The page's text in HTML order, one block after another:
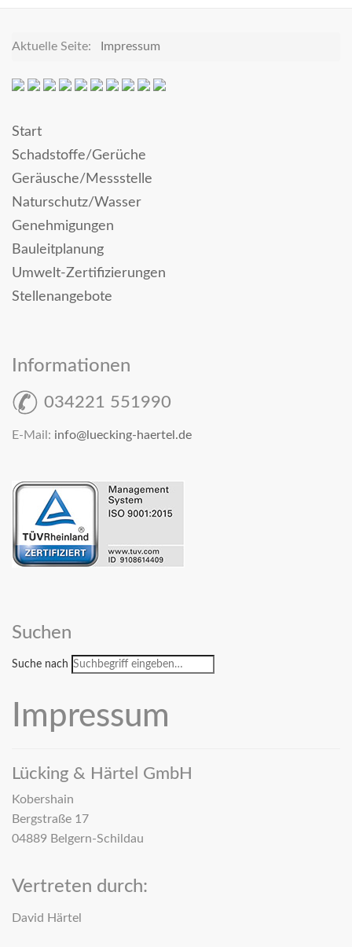
Aktuelle Seite: Impressum
Start
Schadstoffe/Gerüche
Geräusche/Messstelle
Naturschutz/Wasser
Genehmigungen
Bauleitplanung
Umwelt-Zertifizierungen
Stellenangebote
Informationen
034221 551990
E-Mail: info@luecking-haertel.de
Suchen
Suche nach
Impressum
Lücking & Härtel GmbH
Kobershain
Bergstraße 17
04889 Belgern-Schildau
Vertreten durch:
David Härtel